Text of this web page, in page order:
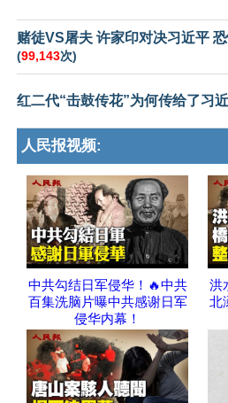
赌徒VS屠夫 许家印对决习近平
(99,143次)
红二代“击鼓传花”为何传给了习
人民报视频:
中共勾结日军侵华！🔥中共
百集洗脑片曝中共感谢日军
侵华内幕！
洪
北